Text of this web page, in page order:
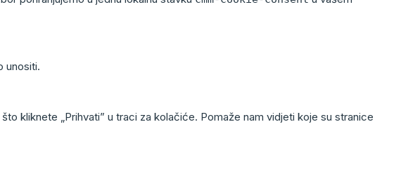
unositi.
kliknete „Prihvati” u traci za kolačiće. Pomaže nam vidjeti koje su stranice